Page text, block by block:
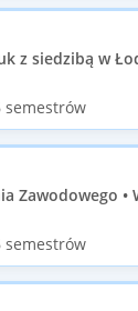
z siedzibą w
semestrów
Zawodowego •
semestrów